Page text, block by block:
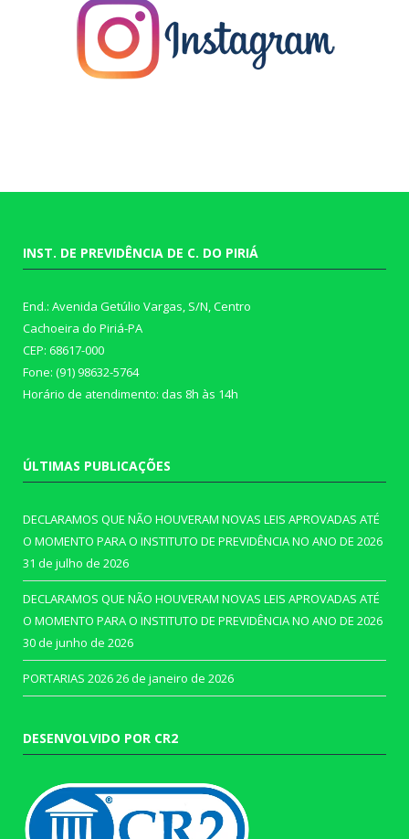
INST. DE PREVIDÊNCIA DE C. DO PIRIÁ
End.: Avenida Getúlio Vargas, S/N, Centro
Cachoeira do Piriá-PA
CEP: 68617-000
Fone: (91) 98632-5764
Horário de atendimento: das 8h às 14h
ÚLTIMAS PUBLICAÇÕES
DECLARAMOS QUE NÃO HOUVERAM NOVAS LEIS APROVADAS ATÉ
O MOMENTO PARA O INSTITUTO DE PREVIDÊNCIA NO ANO DE 2026
31 de julho de 2026
DECLARAMOS QUE NÃO HOUVERAM NOVAS LEIS APROVADAS ATÉ
O MOMENTO PARA O INSTITUTO DE PREVIDÊNCIA NO ANO DE 2026
30 de junho de 2026
PORTARIAS 202626 de janeiro de 2026
DESENVOLVIDO POR CR2